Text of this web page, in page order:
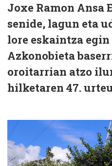
Joxe Ramon Ansa
senide, lagun eta
lore eskaintza
Azkonobieta
oroitarrian atzo
hilketaren 47.